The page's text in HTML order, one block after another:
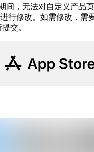
间，无法对自定义产品页
行修改。如需修改，需
交。